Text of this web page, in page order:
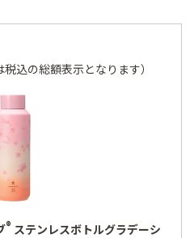
込の総額表示となります）
® ステンレスボトルグラデーシ